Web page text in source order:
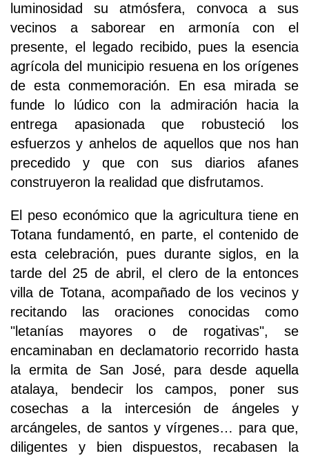
luminosidad su atmósfera, convoca a sus
vecinos a saborear en armonía con el
presente, el legado recibido, pues la esencia
agrícola del municipio resuena en los orígenes
de esta conmemoración. En esa mirada se
funde lo lúdico con la admiración hacia la
entrega apasionada que robusteció los
esfuerzos y anhelos de aquellos que nos han
precedido y que con sus diarios afanes
construyeron la realidad que disfrutamos.
El peso económico que la agricultura tiene en
Totana fundamentó, en parte, el contenido de
esta celebración, pues durante siglos, en la
tarde del 25 de abril, el clero de la entonces
villa de Totana, acompañado de los vecinos y
recitando las oraciones conocidas como
"letanías mayores o de rogativas", se
encaminaban en declamatorio recorrido hasta
la ermita de San José, para desde aquella
atalaya, bendecir los campos, poner sus
cosechas a la intercesión de ángeles y
arcángeles, de santos y vírgenes… para que,
diligentes y bien dispuestos, recabasen la